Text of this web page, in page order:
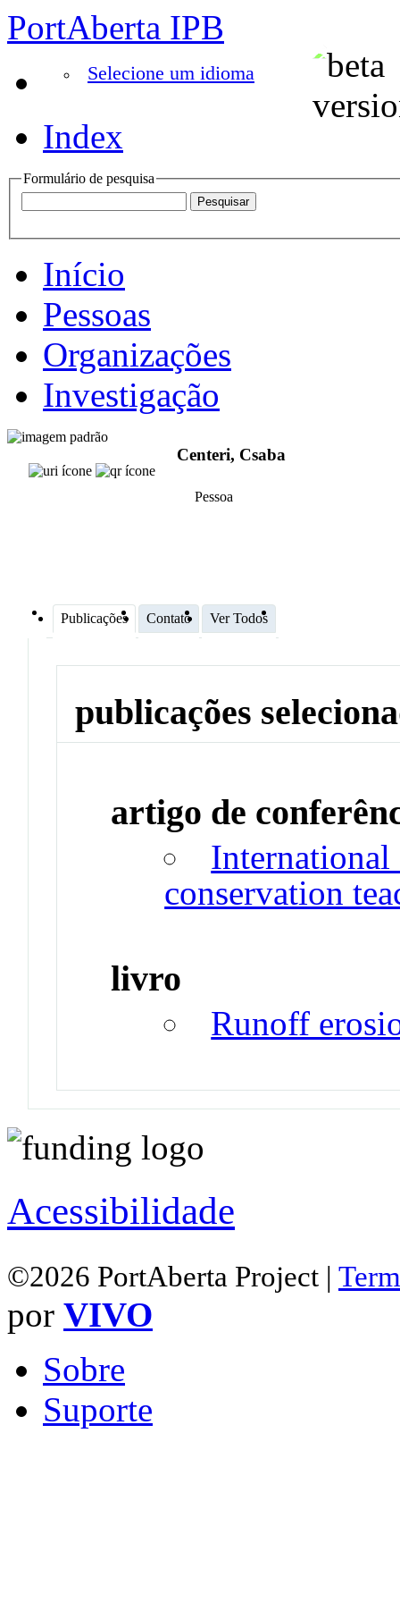
PortAberta IPB
Selecione um idioma
Index
Formulário de pesquisa
Início
Pessoas
Organizações
Investigação
Centeri, Csaba
Pessoa
Publicações Contato Ver Todos
publicações
artigo de
conservation
livro
Runoff
Acessibilidade
©2026 PortAberta Project |
por VIVO
Sobre
Suporte